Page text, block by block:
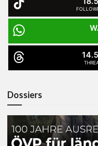
Dossiers